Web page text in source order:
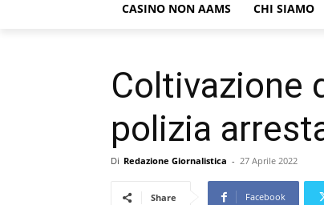
CASINO NON AAMS CHI SIAMO
Coltivazione
polizia
Di Redazione Giornalistica - 27 Aprile 2022
Share Facebook